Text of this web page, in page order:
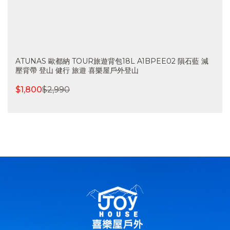
歐都納ATUNAS HIKE 32L網架式透氣背包 A1BPCC03黑白
登山 健行 旅遊 輕量 喜樂屋戶外
$2,500$3,950